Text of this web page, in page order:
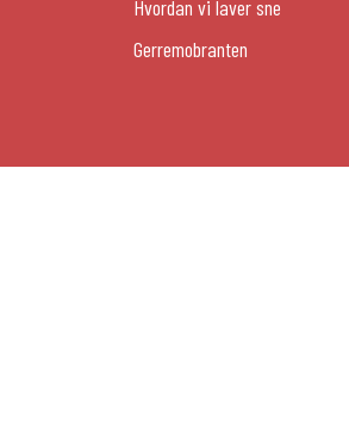
Hvordan vi laver sne
Gerremobranten